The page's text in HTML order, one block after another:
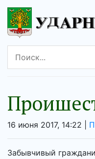
16 июня 2017, 14:22 |
Забывчивый